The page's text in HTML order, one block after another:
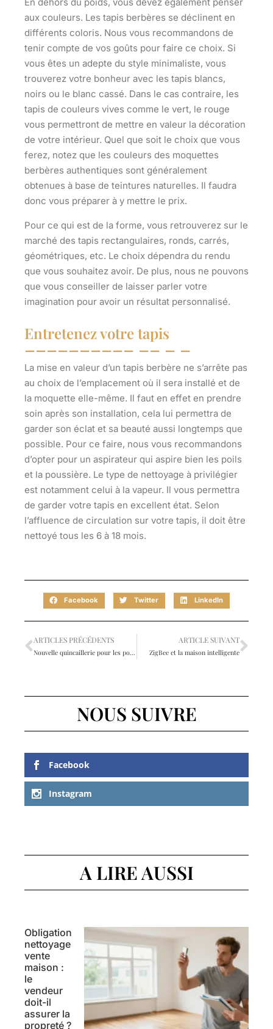
aux couleurs. Les tapis berbères se déclinent en
différents coloris. Nous vous recommandons de
tenir compte de vos goûts pour faire ce choix. Si
vous êtes un adepte du style minimaliste, vous
trouverez votre bonheur avec les tapis blancs,
noirs ou le blanc cassé. Dans le cas contraire, les
tapis de couleurs vives comme le vert, le rouge
vous permettront de mettre en valeur la décoration
de votre intérieur. Quel que soit le choix que vous
ferez, notez que les couleurs des moquettes
berbères authentiques sont généralement
obtenues à base de teintures naturelles. Il faudra
donc vous préparer à y mettre le prix.
Pour ce qui est de la forme, vous retrouverez sur le
marché des tapis rectangulaires, ronds, carrés,
géométriques, etc. Le choix dépendra du rendu
que vous souhaitez avoir. De plus, nous ne pouvons
que vous conseiller de laisser parler votre
imagination pour avoir un résultat personnalisé.
Entretenez votre tapis
La mise en valeur d’un tapis berbère ne s’arrête pas
au choix de l’emplacement où il sera installé et de
la moquette elle-même. Il faut en effet en prendre
soin après son installation, cela lui permettra de
garder son éclat et sa beauté aussi longtemps que
possible. Pour ce faire, nous vous recommandons
d’opter pour un aspirateur qui aspire bien les poils
et la poussière. Le type de nettoyage à privilégier
est notamment celui à la vapeur. Il vous permettra
de garder votre tapis en excellent état. Selon
l’affluence de circulation sur votre tapis, il doit être
nettoyé tous les 6 à 18 mois.
Facebook Twitter LinkedIn
ARTICLES PRÉCÉDENTS ARTICLE SUIVANT
ZigBee et la maison intelligente
NOUS SUIVRE
Facebook
Instagram
A LIRE AUSSI
Obligation
nettoyage
vente
maison :
le
vendeur
doit-il
assurer la
propreté ?